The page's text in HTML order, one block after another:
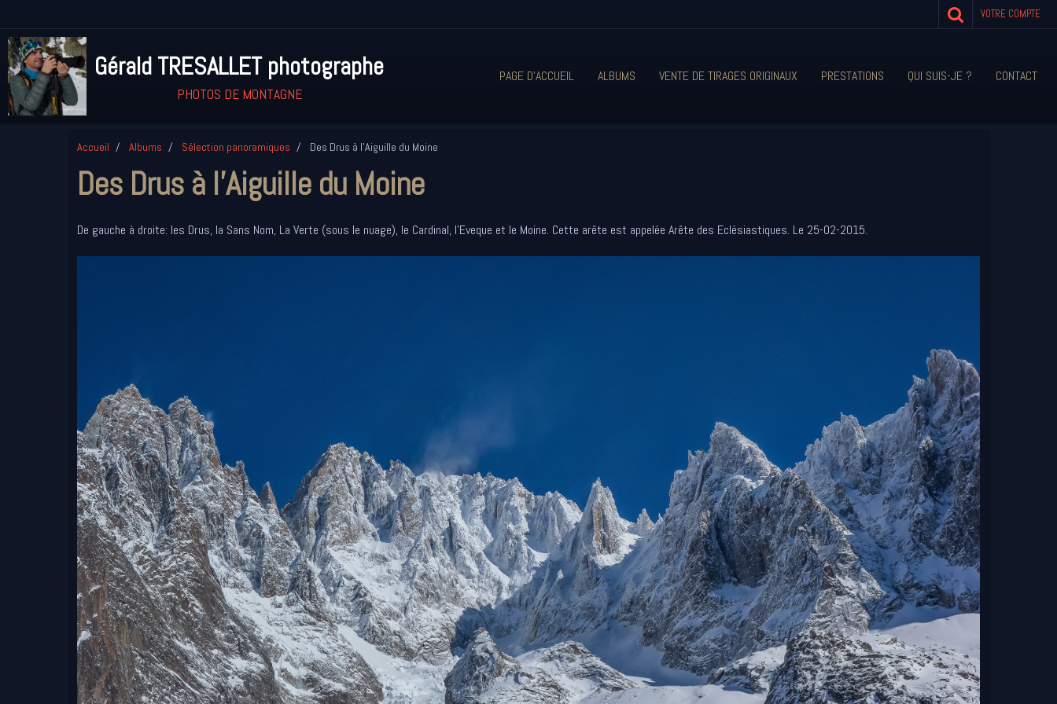
Gérald TRESALLET photographe
PHOTOS DE MONTAGNE
PAGE D'ACCUEIL ALBUMS VENTE DE TIRAGES ORIGINAUX PRESTATIONS QUI SUIS-JE ? CONTACT
VOTRE COMPTE
Accueil Albums Sélection panoramiques Des Drus à l'Aiguille du Moine
Des Drus à l'Aiguille du Moine
De gauche à droite: les Drus, la Sans Nom, La Verte (sous le nuage), le Cardinal, l'Eveque et le Moine. Cette arête est appelée Arête des Eclésiastiques. Le 25-02-2015.